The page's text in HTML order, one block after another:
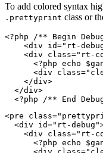
To add colored syntax
.prettyprint class or
<?php /** Begin
<div id="rt-
<div class="rt-
<?php echo
<div
    </div>
  </div>
<?php /** End
<pre
<div id="rt-
<div class="rt-
<?php echo